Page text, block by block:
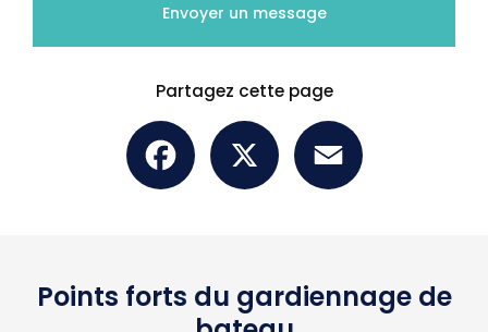
Envoyer un message
Partagez cette page
Facebook
Points forts du gardiennage de